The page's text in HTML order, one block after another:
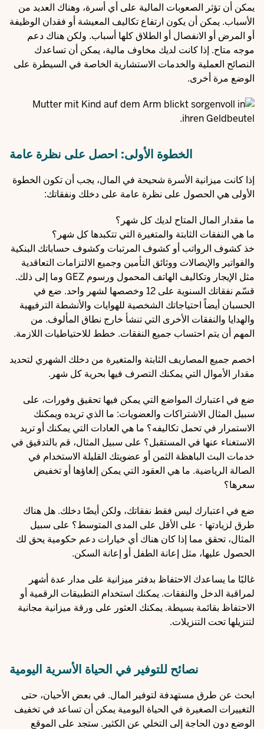
يمكن أن تؤثر الصعوبات المالية على أي أسرة، وهناك العديد من
الأسباب. يمكن أن يكون ارتفاع تكاليف المعيشة أو فقدان الوظيفة
أو المرض أو الانفصال أو الطلاق كلها أسباب. ولكن هناك دعم
موجه متاح. إذا كانت لديك مخاوف مالية، يمكن أن تساعدك
النصائح العملية والخدمات الاستشارية الخاصة في السيطرة على
الوضع مرة أخرى.
الخطوة الأولى: احصل على نظرة عامة
إذا كانت ميزانية الأسرة شحيحة في المال، يجب أن تكون الخطوة
الأولى هي الحصول على نظرة عامة على دخلك ونفقاتك:
ما مقدار المال المتاح لديك كل شهر؟
ما هي النفقات الثابتة والمتغيرة التي تتكبدها كل شهر؟
خذ كشوف الرواتب أو كشوف المرتبات وكشوف حساباتك البنكية
والفواتير والإيصالات ووثائق التأمين وجميع الالتزامات التعاقدية
مثل الإيجار وتكاليف الهاتف المحمول ورسوم GEZ وما إلى ذلك.
قسّم نفقاتك السنوية على 12 وخصصها لشهر واحد. ضع في
الحسبان أيضاً احتياجاتك الشخصية للهوايات والأنشطة الترفيهية
والهدايا والنفقات الأخرى التي تنشأ خارج نطاق المألوف. من
المهم أن يتم احتساب جميع النفقات. خطط للاحتياطيات اللازمة.
اخصم جميع المصاريف الثابتة والمتغيرة من دخلك الشهري لتحديد
مقدار الأموال التي يمكنك التصرف فيها بحرية كل شهر.
ضع في اعتبارك المواضع التي يمكن فيها تحقيق وفورات، على
سبيل المثال الاشتراكات والعضويات: ما الذي تريده ويمكنك
الاستمرار في تحمل تكاليفه؟ ما هي العادات التي يمكنك أو تريد
الاستغناء عنها في المستقبل؟ على سبيل المثال، قم بالتدقيق في
خدمات البث الباهظة الثمن أو عضويتك القليلة الاستخدام في
الصالة الرياضية. ما هي العقود التي يمكن إلغاؤها أو تخفيض
سعرها؟
ضع في اعتبارك ليس فقط نفقاتك، ولكن أيضًا دخلك. هل هناك
طرق لزيادتها - على الأقل على المدى المتوسط؟ على سبيل
المثال، تحقق مما إذا كان هناك أي خيارات دعم حكومية يحق لك
الحصول عليها، مثل إعانة الطفل أو إعانة السكن.
غالبًا ما يساعدك الاحتفاظ بدفتر ميزانية على مدار عدة أشهر
لمراقبة الدخل والنفقات. يمكنك استخدام التطبيقات الرقمية أو
الاحتفاظ بقائمة بسيطة. يمكنك العثور على ورقة ميزانية مجانية
لتنزيلها تحت التنزيلات.
نصائح للتوفير في الحياة الأسرية اليومية
ابحث عن طرق مستهدفة لتوفير المال. في بعض الأحيان، حتى
التغييرات الصغيرة في الحياة اليومية يمكن أن تساعد في تخفيف
الوضع دون الحاجة إلى التخلي عن الكثير. ستجد على الموقع